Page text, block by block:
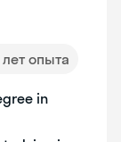
лет опыта
in